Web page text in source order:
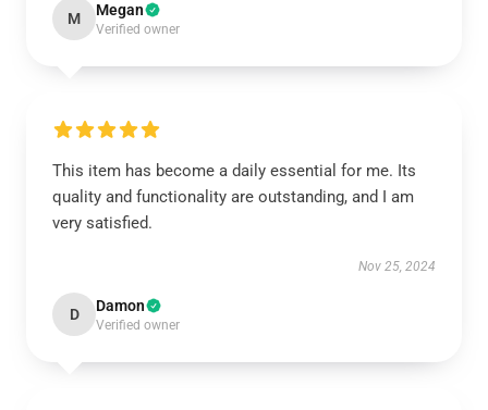
M Megan
Verified owner
This item has become a daily essential for me. Its
quality and functionality are outstanding, and I am
very satisfied.
Nov 25, 2024
D Damon
Verified owner